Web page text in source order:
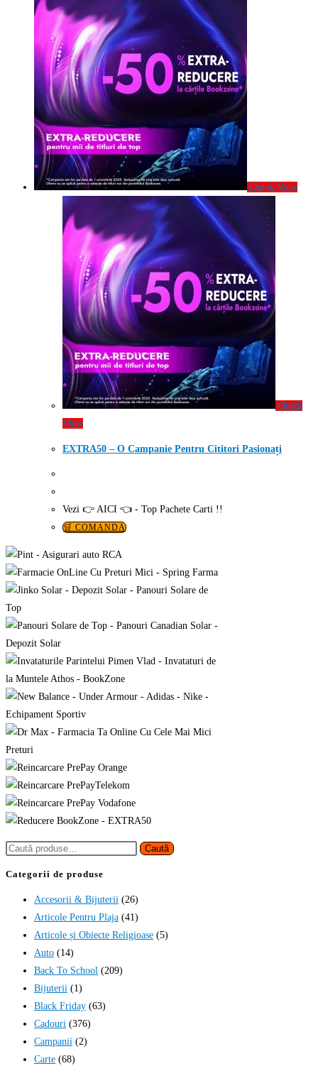
Quick View
Quick
View
EXTRA50 – O Campanie Pentru Cititori Pasionați
Vezi 👉 AICI 👈 - Top Pachete Carti !!
🛒 COMANDA
Caută
Caută
Categorii de produse
Accesorii & Bijuterii (26)
Articole Pentru Plaja (41)
Articole și Obiecte Religioase (5)
Auto (14)
Back To School (209)
Bijuterii (1)
Black Friday (63)
Cadouri (376)
Campanii (2)
Carte (68)